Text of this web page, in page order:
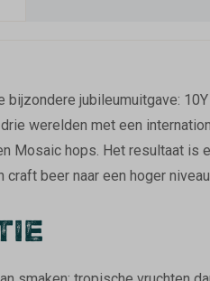
jubileumuitgave:
werelden met een
Mosaic hops. Het resultaat is
beer naar een hoger